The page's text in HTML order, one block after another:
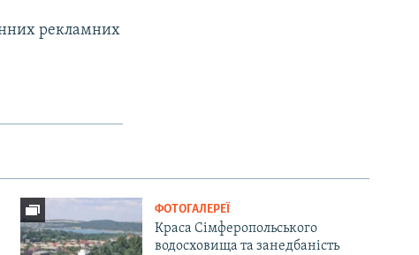
рекламних
ФОТОГАЛЕРЕЇ
Краса Сімферопольського
водосховища та занедбаність